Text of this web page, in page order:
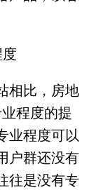
相比，房地
程度的提
业程度可以
户群还没有
往是没有专